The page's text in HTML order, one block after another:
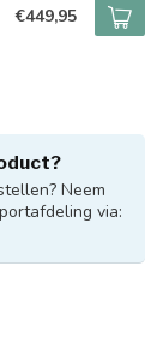
€449,95
Neem
via: